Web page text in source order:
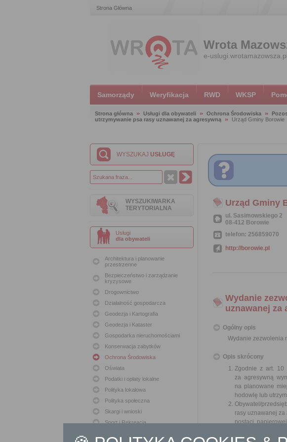
Strona Główna
Wrota
e-uslugi.wrotamazowsza.pl
Samorządy Weryfikacja RWD WKSP
Strona główna Usługi dla obywateli Ochrona Środowiska
utrzymywanie psa rasy uznawanej za agresywną
Urząd Gminy Borowie
WYSZUKAJ USŁUGĘ
WYSZUKIWARKA
TERYTORIALNA
Usługi
dla obywateli
Architektura i planowanie
przestrzenne
Bezpieczeństwo i zarządzanie
kryzysowe
Drogownictwo
Działalność gospodarcza
Geodezja i Kartografia
Geodezja i Kataster
Gospodarka nieruchomościami
Konserwacja zabytków
Ochrona Środowiska
Oświata
Podatki i opłaty lokalne
Polityka lokalowa
Polityka społeczna
Skargi i wnioski
Sport i Rekreacja
Urząd Gminy
ul. Sasimowskiego 2
08-412 Borowie
telefon: 256859070
http://borowie.pl
Wydanie
uznawanej za
Ogólny opis
Wydanie zezwolenia
Opis skrócony
Zgodnie z art. 10
za agresywną
na planowane
hodowlę lub
Obywatel/
rasy uznawanej
postaci
Obowiązujący